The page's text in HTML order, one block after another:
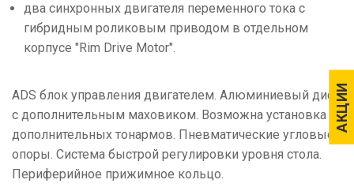
АКЦИИ
АКЦИИ
два синхронных двигателя переменного тока с
гибридным роликовым приводом в отдельном
корпусе "Rim Drive Motor".
ADS блок управления двигателем. Алюминиевый диск
с дополнительным маховиком. Возможна установка
дополнительных тонармов. Пневматические угловые
опоры. Система быстрой регулировки уровня стола.
Периферийное прижимное кольцо.